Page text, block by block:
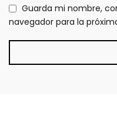
Guarda mi nombre,
navegador para la